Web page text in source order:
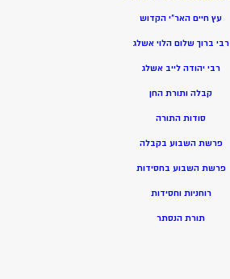
עץ חיים האר”י הקדוש
רבי ברוך שלום הלוי אשלג
רבי יהודה לייב אשלג
קבלה ותורת החן
סודות התורה
פרשת השבוע בקבלה
פרשת השבוע בחסידות
רוחניות וחסידות
תורת הנסתר